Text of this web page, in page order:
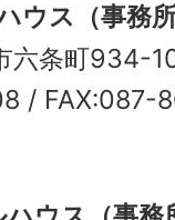
ウス（事務
六条町
/ FAX:087-